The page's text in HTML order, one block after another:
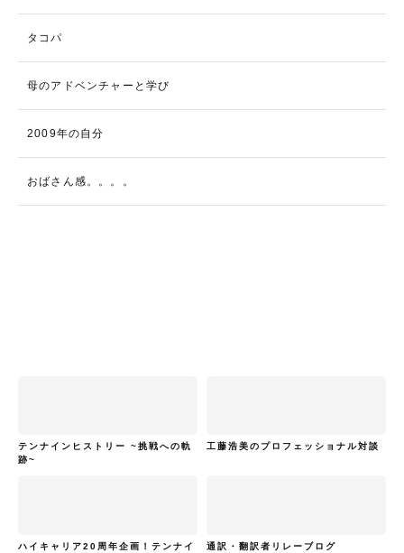
タコパ
母のアドベンチャーと学び
2009年の自分
おばさん感。。。。
テンナインヒストリー ~挑戦への軌
跡~
工藤浩美のプロフェッショナル対談
ハイキャリア20周年企画！テンナイ
通訳・翻訳者リレーブログ